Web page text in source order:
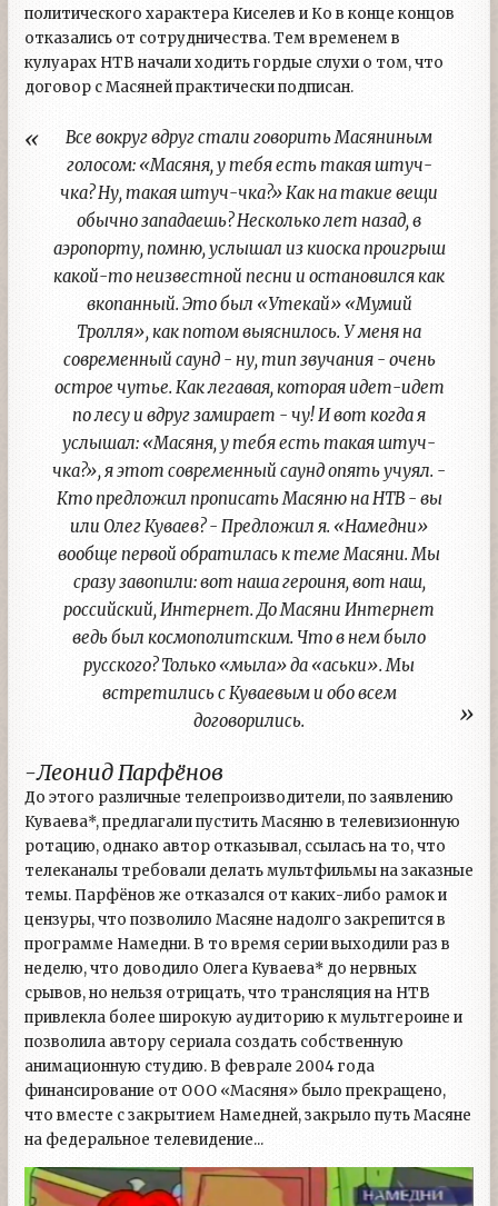
политического характера Киселев и Ко в конце концов
отказались от сотрудничества. Тем временем в
кулуарах НТВ начали ходить гордые слухи о том, что
договор с Масяней практически подписан.
Все вокруг вдруг стали говорить Масяниным
голосом: «Масяня, у тебя есть такая штуч-
чка? Ну, такая штуч-чка?» Как на такие вещи
обычно западаешь? Несколько лет назад, в
аэропорту, помню, услышал из киоска проигрыш
какой-то неизвестной песни и остановился как
вкопанный. Это был «Утекай» «Мумий
Тролля», как потом выяснилось. У меня на
современный саунд - ну, тип звучания - очень
острое чутье. Как легавая, которая идет-идет
по лесу и вдруг замирает - чу! И вот когда я
услышал: «Масяня, у тебя есть такая штуч-
чка?», я этот современный саунд опять учуял. -
Кто предложил прописать Масяню на НТВ - вы
или Олег Куваев? - Предложил я. «Намедни»
вообще первой обратилась к теме Масяни. Мы
сразу завопили: вот наша героиня, вот наш,
российский, Интернет. До Масяни Интернет
ведь был космополитским. Что в нем было
русского? Только «мыла» да «аськи». Мы
встретились с Куваевым и обо всем
договорились.
-Леонид Парфёнов
До этого различные телепроизводители, по заявлению
Куваева*, предлагали пустить Масяню в телевизионную
ротацию, однако автор отказывал, ссылась на то, что
телеканалы требовали делать мультфильмы на заказные
темы. Парфёнов же отказался от каких-либо рамок и
цензуры, что позволило Масяне надолго закрепится в
программе Намедни. В то время серии выходили раз в
неделю, что доводило Олега Куваева* до нервных
срывов, но нельзя отрицать, что трансляция на НТВ
привлекла более широкую аудиторию к мультгероине и
позволила автору сериала создать собственную
анимационную студию. В феврале 2004 года
финансирование от ООО «Масяня» было прекращено,
что вместе с закрытием Намедней, закрыло путь Масяне
на федеральное телевидение...